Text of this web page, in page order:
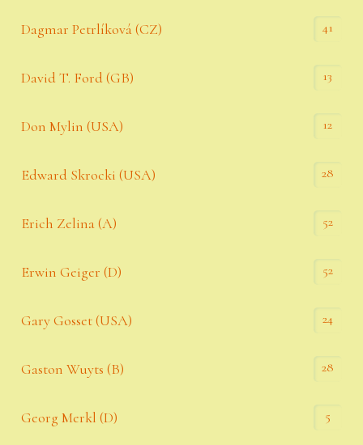
Dagmar Petrlíková (CZ) 41
David T. Ford (GB) 13
Don Mylin (USA) 12
Edward Skrocki (USA) 28
Erich Zelina (A) 52
Erwin Geiger (D) 52
Gary Gosset (USA) 24
Gaston Wuyts (B) 28
Georg Merkl (D) 5